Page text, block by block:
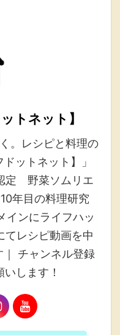
トネット】
。レシピと料理の
ットネット】」
定 野菜ソムリエ
年目の料理研究
インにライフハッ
てレシピ動画を中
チャンネル登録
します！